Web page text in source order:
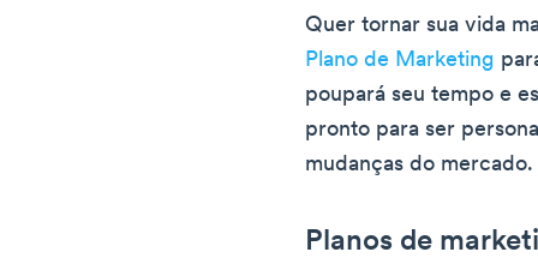
Quer tornar sua vida
Plano de Marketing
poupará seu tempo e
pronto para ser
mudanças do mercado.
Planos de